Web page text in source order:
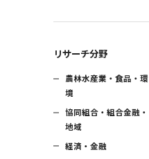
リサーチ分野
農林水産業・食品・環
境
協同組合・組合金融・
地域
経済・金融